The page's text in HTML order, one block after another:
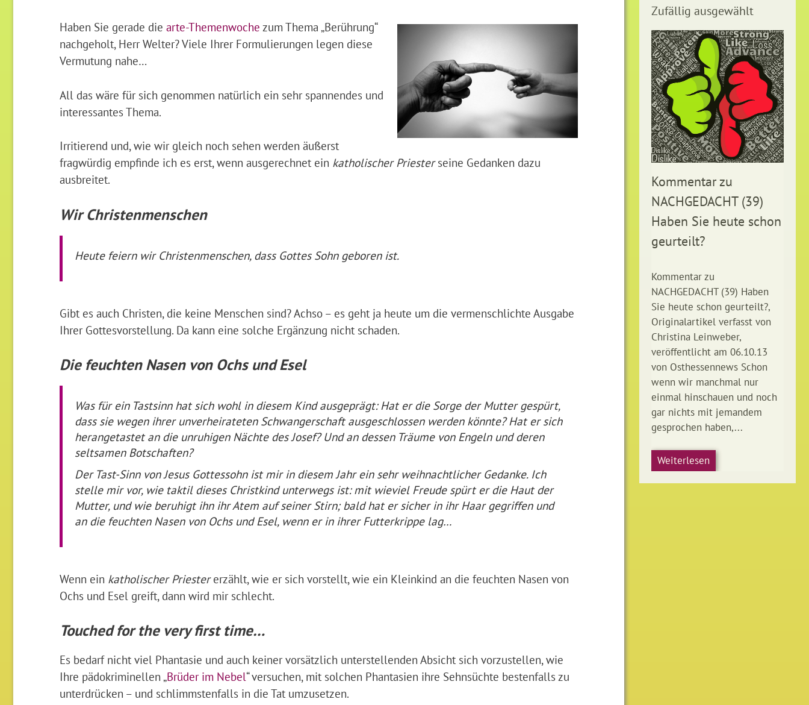
Haben Sie gerade die arte-Themenwoche zum Thema „Berührung“
nachgeholt, Herr Welter? Viele Ihrer Formulierungen legen diese
Vermutung nahe…
All das wäre für sich genommen natürlich ein sehr spannendes und
interessantes Thema.
Irritierend und, wie wir gleich noch sehen werden äußerst
fragwürdig empfinde ich es erst, wenn ausgerechnet ein katholischer Priesterseine Gedanken dazu
ausbreitet.
Wir Christenmenschen
Heute feiern wir Christenmenschen, dass Gottes Sohn geboren ist.
Gibt es auch Christen, die keine Menschen sind? Achso – es geht ja heute um die vermenschlichte Ausgabe
Ihrer Gottesvorstellung. Da kann eine solche Ergänzung nicht schaden.
Die feuchten Nasen von Ochs und Esel
Was für ein Tastsinn hat sich wohl in diesem Kind ausgeprägt: Hat er die Sorge der Mutter gespürt,
dass sie wegen ihrer unverheirateten Schwangerschaft ausgeschlossen werden könnte? Hat er sich
herangetastet an die unruhigen Nächte des Josef? Und an dessen Träume von Engeln und deren
seltsamen Botschaften?
Der Tast-Sinn von Jesus Gottessohn ist mir in diesem Jahr ein sehr weihnachtlicher Gedanke. Ich
stelle mir vor, wie taktil dieses Christkind unterwegs ist: mit wieviel Freude spürt er die Haut der
Mutter, und wie beruhigt ihn ihr Atem auf seiner Stirn; bald hat er sicher in ihr Haar gegriffen und
an die feuchten Nasen von Ochs und Esel, wenn er in ihrer Futterkrippe lag…
Wenn ein katholischer Priestererzählt, wie er sich vorstellt, wie ein Kleinkind an die feuchten Nasen von
Ochs und Esel greift, dann wird mir schlecht.
Touched for the very first time…
Es bedarf nicht viel Phantasie und auch keiner vorsätzlich unterstellenden Absicht sich vorzustellen, wie
Ihre pädokriminellen „Brüder im Nebel“ versuchen, mit solchen Phantasien ihre Sehnsüchte bestenfalls zu
unterdrücken – und schlimmstenfalls in die Tat umzusetzen.
Zufällig ausgewählt
Kommentar zu
NACHGEDACHT (39)
Haben Sie heute schon
geurteilt?
Kommentar zu
NACHGEDACHT (39) Haben
Sie heute schon geurteilt?,
Originalartikel verfasst von
Christina Leinweber,
veröffentlicht am 06.10.13
von Osthessennews Schon
wenn wir manchmal nur
einmal hinschauen und noch
gar nichts mit jemandem
gesprochen haben,...
Weiterlesen